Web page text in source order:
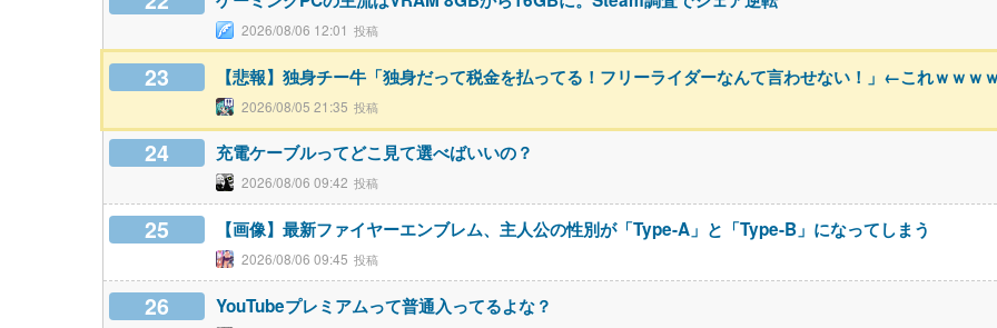
2026/08/06 12:01
23 【悲報】独身チー牛「独身だって税金を払ってる！フリーライダーなんて言わせない！」←これｗｗｗｗ
2026/08/05 21:35
24 充電ケーブルってどこ見て選べばいいの？
2026/08/06 09:42
25 【画像】最新ファイヤーエンブレム、主人公の性別が「Type-A」と「Type-B」になってしまう
2026/08/06 09:45
26 YouTubeプレミアムって普通入ってるよな？